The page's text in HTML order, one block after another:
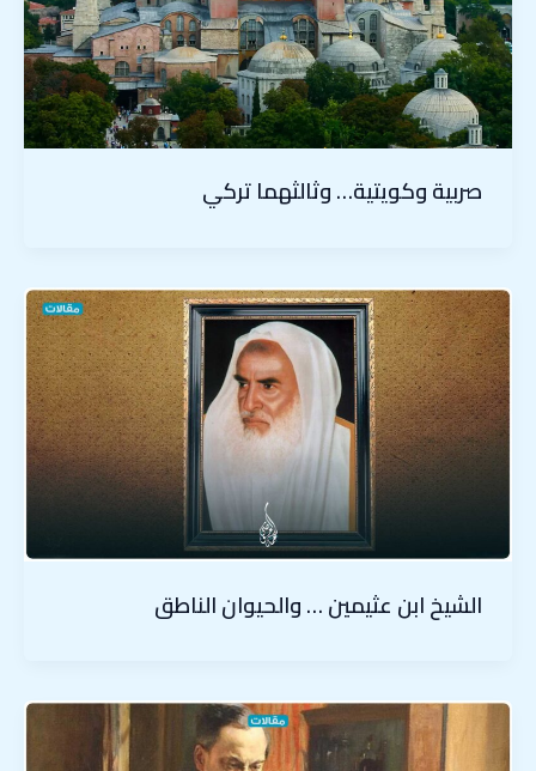
صربية وكويتية… وثالثهما تركي
الشيخ ابن عثيمين … والحيوان الناطق